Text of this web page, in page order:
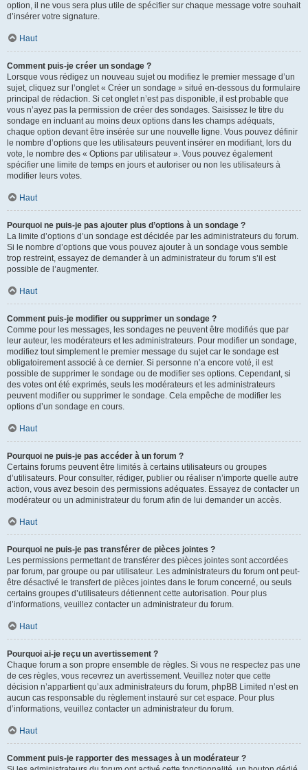
option, il ne vous sera plus utile de spécifier sur chaque message votre souhait
d’insérer votre signature.
Haut
Comment puis-je créer un sondage ?
Lorsque vous rédigez un nouveau sujet ou modifiez le premier message d’un
sujet, cliquez sur l’onglet « Créer un sondage » situé en-dessous du formulaire
principal de rédaction. Si cet onglet n’est pas disponible, il est probable que
vous n’ayez pas la permission de créer des sondages. Saisissez le titre du
sondage en incluant au moins deux options dans les champs adéquats,
chaque option devant être insérée sur une nouvelle ligne. Vous pouvez définir
le nombre d’options que les utilisateurs peuvent insérer en modifiant, lors du
vote, le nombre des « Options par utilisateur ». Vous pouvez également
spécifier une limite de temps en jours et autoriser ou non les utilisateurs à
modifier leurs votes.
Haut
Pourquoi ne puis-je pas ajouter plus d’options à un sondage ?
La limite d’options d’un sondage est décidée par les administrateurs du forum.
Si le nombre d’options que vous pouvez ajouter à un sondage vous semble
trop restreint, essayez de demander à un administrateur du forum s’il est
possible de l’augmenter.
Haut
Comment puis-je modifier ou supprimer un sondage ?
Comme pour les messages, les sondages ne peuvent être modifiés que par
leur auteur, les modérateurs et les administrateurs. Pour modifier un sondage,
modifiez tout simplement le premier message du sujet car le sondage est
obligatoirement associé à ce dernier. Si personne n’a encore voté, il est
possible de supprimer le sondage ou de modifier ses options. Cependant, si
des votes ont été exprimés, seuls les modérateurs et les administrateurs
peuvent modifier ou supprimer le sondage. Cela empêche de modifier les
options d’un sondage en cours.
Haut
Pourquoi ne puis-je pas accéder à un forum ?
Certains forums peuvent être limités à certains utilisateurs ou groupes
d’utilisateurs. Pour consulter, rédiger, publier ou réaliser n’importe quelle autre
action, vous avez besoin des permissions adéquates. Essayez de contacter un
modérateur ou un administrateur du forum afin de lui demander un accès.
Haut
Pourquoi ne puis-je pas transférer de pièces jointes ?
Les permissions permettant de transférer des pièces jointes sont accordées
par forum, par groupe ou par utilisateur. Les administrateurs du forum ont peut-
être désactivé le transfert de pièces jointes dans le forum concerné, ou seuls
certains groupes d’utilisateurs détiennent cette autorisation. Pour plus
d’informations, veuillez contacter un administrateur du forum.
Haut
Pourquoi ai-je reçu un avertissement ?
Chaque forum a son propre ensemble de règles. Si vous ne respectez pas une
de ces règles, vous recevrez un avertissement. Veuillez noter que cette
décision n’appartient qu’aux administrateurs du forum, phpBB Limited n’est en
aucun cas responsable du règlement instauré sur cet espace. Pour plus
d’informations, veuillez contacter un administrateur du forum.
Haut
Comment puis-je rapporter des messages à un modérateur ?